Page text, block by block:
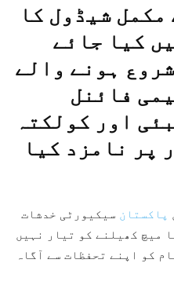
کپ 2023 کے مکمل شیڈول کا
کیا جائے
ہونے والے
فائنل
اور کولکتہ
پر نامزد کیا
پاکستان سیکیورٹی خدشات
میچ کھیلنے کو تیار نہیں
کو اپنے تحفظات سے آگاہ